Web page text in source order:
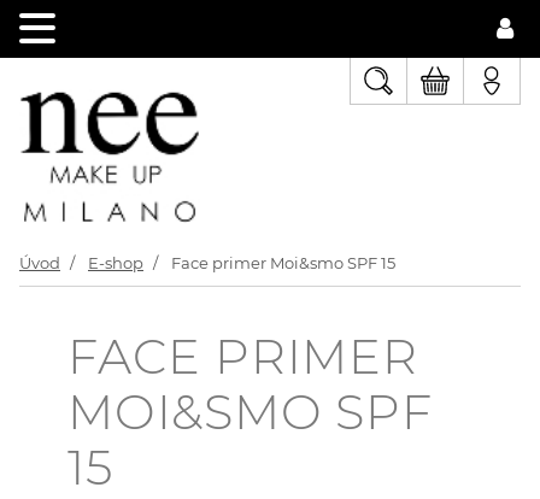
Úvod E-shop Face primer Moi&smo SPF 15
FACE PRIMER
MOI&SMO SPF
15